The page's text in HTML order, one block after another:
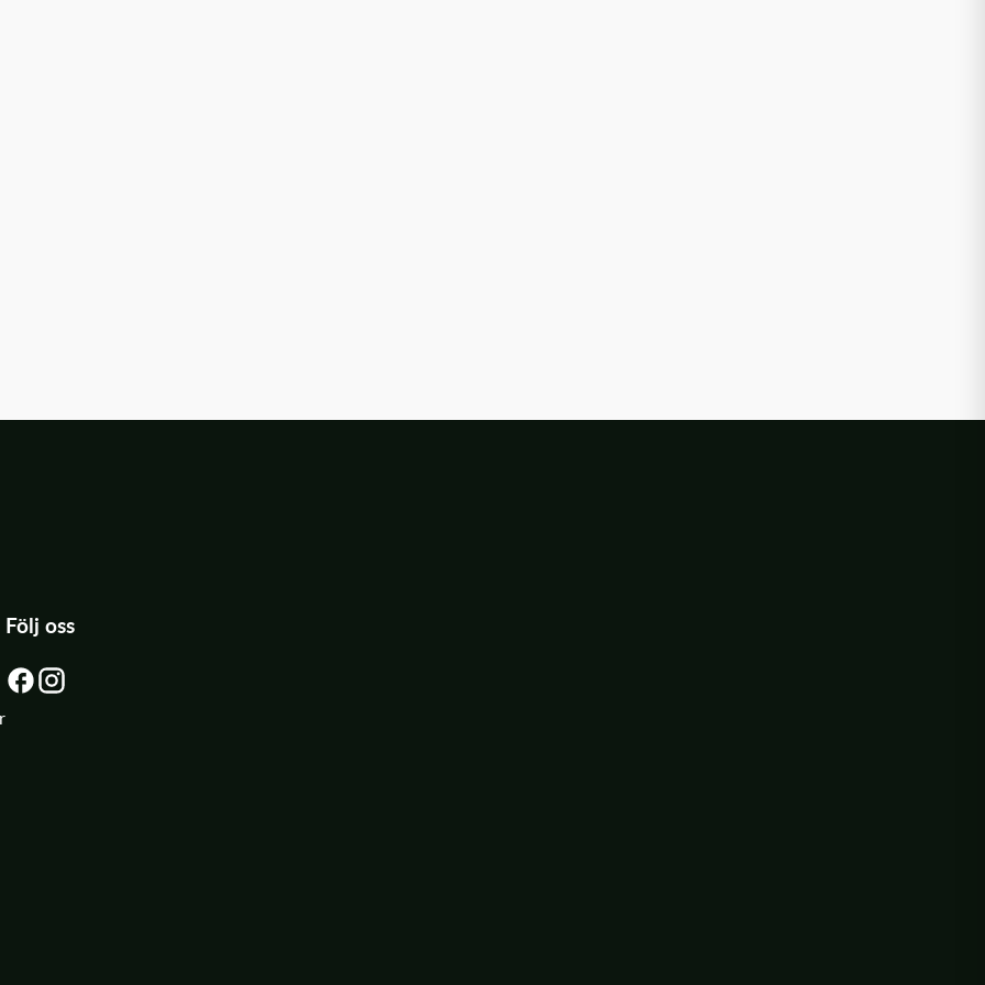
Följ oss